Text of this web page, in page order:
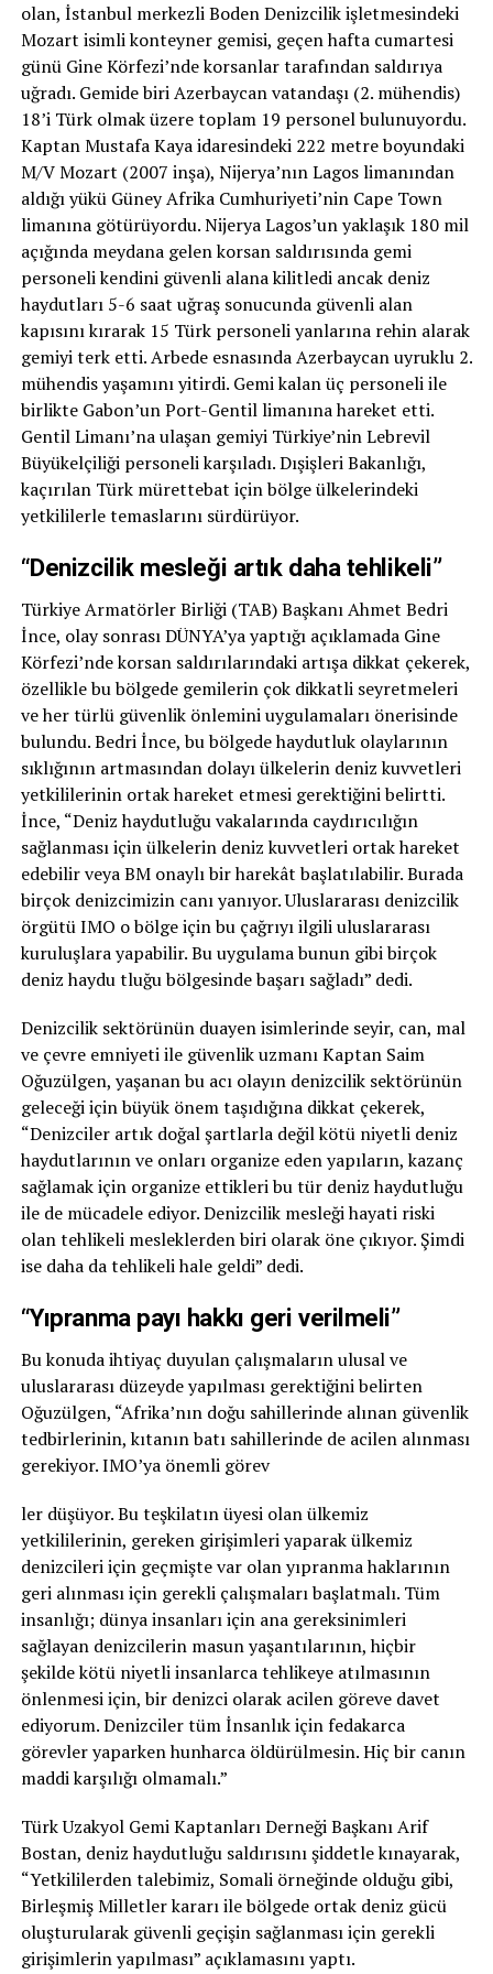
olan, İstanbul merkezli Boden Denizcilik işletmesindeki
Mozart isimli konteyner gemisi, geçen hafta cumartesi
günü Gine Körfezi’nde korsanlar tarafından saldırıya
uğradı. Gemide biri Azerbaycan vatandaşı (2. mühendis)
18’i Türk olmak üzere toplam 19 personel bulunuyordu.
Kaptan Mustafa Kaya idaresindeki 222 metre boyundaki
M/V Mozart (2007 inşa), Nijerya’nın Lagos limanından
aldığı yükü Güney Afrika Cumhuriyeti’nin Cape Town
limanına götürüyordu. Nijerya Lagos’un yaklaşık 180 mil
açığında meydana gelen korsan saldırısında gemi
personeli kendini güvenli alana kilitledi ancak deniz
haydutları 5-6 saat uğraş sonucunda güvenli alan
kapısını kırarak 15 Türk personeli yanlarına rehin alarak
gemiyi terk etti. Arbede esnasında Azerbaycan uyruklu 2.
mühendis yaşamını yitirdi. Gemi kalan üç personeli ile
birlikte Gabon’un Port-Gentil limanına hareket etti.
Gentil Limanı’na ulaşan gemiyi Türkiye’nin Lebrevil
Büyükelçiliği personeli karşıladı. Dışişleri Bakanlığı,
kaçırılan Türk mürettebat için bölge ülkelerindeki
yetkililerle temaslarını sürdürüyor.
“Denizcilik mesleği artık daha tehlikeli”
Türkiye Armatörler Birliği (TAB) Başkanı Ahmet Bedri
İnce, olay sonrası DÜNYA’ya yaptığı açıklamada Gine
Körfezi’nde korsan saldırılarındaki artışa dikkat çekerek,
özellikle bu bölgede gemilerin çok dikkatli seyretmeleri
ve her türlü güvenlik önlemini uygulamaları önerisinde
bulundu. Bedri İnce, bu bölgede haydutluk olaylarının
sıklığının artmasından dolayı ülkelerin deniz kuvvetleri
yetkililerinin ortak hareket etmesi gerektiğini belirtti.
İnce, “Deniz haydutluğu vakalarında caydırıcılığın
sağlanması için ülkelerin deniz kuvvetleri ortak hareket
edebilir veya BM onaylı bir harekât başlatılabilir. Burada
birçok denizcimizin canı yanıyor. Uluslararası denizcilik
örgütü IMO o bölge için bu çağrıyı ilgili uluslararası
kuruluşlara yapabilir. Bu uygulama bunun gibi birçok
deniz haydu tluğu bölgesinde başarı sağladı” dedi.
Denizcilik sektörünün duayen isimlerinde seyir, can, mal
ve çevre emniyeti ile güvenlik uzmanı Kaptan Saim
Oğuzülgen, yaşanan bu acı olayın denizcilik sektörünün
geleceği için büyük önem taşıdığına dikkat çekerek,
“Denizciler artık doğal şartlarla değil kötü niyetli deniz
haydutlarının ve onları organize eden yapıların, kazanç
sağlamak için organize ettikleri bu tür deniz haydutluğu
ile de mücadele ediyor. Denizcilik mesleği hayati riski
olan tehlikeli mesleklerden biri olarak öne çıkıyor. Şimdi
ise daha da tehlikeli hale geldi” dedi.
“Yıpranma payı hakkı geri verilmeli”
Bu konuda ihtiyaç duyulan çalışmaların ulusal ve
uluslararası düzeyde yapılması gerektiğini belirten
Oğuzülgen, “Afrika’nın doğu sahillerinde alınan güvenlik
tedbirlerinin, kıtanın batı sahillerinde de acilen alınması
gerekiyor. IMO’ya önemli görev
ler düşüyor. Bu teşkilatın üyesi olan ülkemiz
yetkililerinin, gereken girişimleri yaparak ülkemiz
denizcileri için geçmişte var olan yıpranma haklarının
geri alınması için gerekli çalışmaları başlatmalı. Tüm
insanlığı; dünya insanları için ana gereksinimleri
sağlayan denizcilerin masun yaşantılarının, hiçbir
şekilde kötü niyetli insanlarca tehlikeye atılmasının
önlenmesi için, bir denizci olarak acilen göreve davet
ediyorum. Denizciler tüm İnsanlık için fedakarca
görevler yaparken hunharca öldürülmesin. Hiç bir canın
maddi karşılığı olmamalı.”
Türk Uzakyol Gemi Kaptanları Derneği Başkanı Arif
Bostan, deniz haydutluğu saldırısını şiddetle kınayarak,
“Yetkililerden talebimiz, Somali örneğinde olduğu gibi,
Birleşmiş Milletler kararı ile bölgede ortak deniz gücü
oluşturularak güvenli geçişin sağlanması için gerekli
girişimlerin yapılması” açıklamasını yaptı.